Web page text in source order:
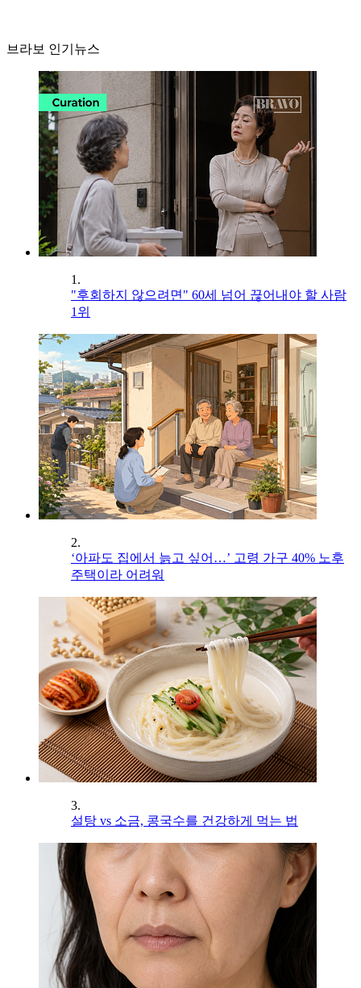
브라보 인기뉴스
1.
"후회하지 않으려면" 60세 넘어 끊어내야 할 사람
1위
2.
‘아파도 집에서 늙고 싶어…’ 고령 가구 40% 노후
주택이라 어려워
3.
설탕 vs 소금, 콩국수를 건강하게 먹는 법